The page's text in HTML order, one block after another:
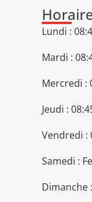
Lundi :
Mardi :
Mercredi :
Jeudi :
Vendredi :
Samedi :
Dimanche